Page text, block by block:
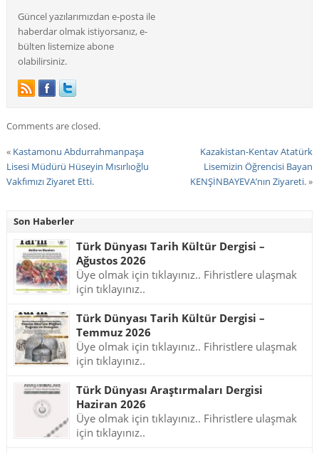
Güncel yazılarımızdan e-posta ile
haberdar olmak istiyorsanız, e-
bülten listemize abone
olabilirsiniz.
Comments are closed.
« Kastamonu Abdurrahmanpaşa
Lisesi Müdürü Hüseyin Mısırlıoğlu
Vakfımızı Ziyaret Etti.
Kazakistan-Kentav Atatürk
Lisemizin Öğrencisi Bayan
KENŞİNBAYEVA’nın Ziyareti.»
Son Haberler
Türk Dünyası Tarih Kültür Dergisi –
Ağustos 2026
Üye olmak için tıklayınız.. Fihristlere ulaşmak
için tıklayınız..
Türk Dünyası Tarih Kültür Dergisi –
Temmuz 2026
Üye olmak için tıklayınız.. Fihristlere ulaşmak
için tıklayınız..
Türk Dünyası Araştırmaları Dergisi
Haziran 2026
Üye olmak için tıklayınız.. Fihristlere ulaşmak
için tıklayınız..